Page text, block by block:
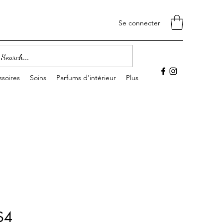
Se connecter
Soins Parfums d'intérieur Plus